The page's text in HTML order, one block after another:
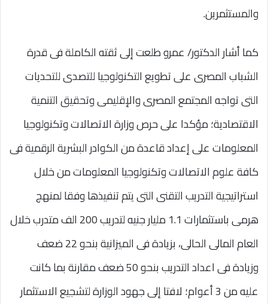
والمستثمرين.
كما أشار الدكتور/ عمرو طلعت إلى ثقته الكاملة فى قدرة
الشباب المصرى على تطويع التكنولوجيا للتصدى للتحديات
التى تواجه المجتمع المصرى والإقليمى وتحقيق التنمية
الاقتصادية؛ مؤكدا على حرص وزارة الاتصالات وتكنولوجيا
المعلومات على إعداد قاعدة من الكوادر البشرية الرقمية فى
كافة علوم الاتصالات وتكنولوجيا المعلومات من خلال
استراتيجية التدريب التقنى التى يتم تنفيذها وفقا لمنهج
هرمى باستثمارات 1.1 مليار جنيه لتدريب 200 الف متدرب خلال
العام المالى الحالى، بزيادة فى الميزانية بنحو 22 ضعف
وزيادة فى اعداد التدريب بنحو 50 ضعف مقارنة بما كانت
عليه من 3 أعوام؛ لافتا إلى جهود الوزارة لتشجيع الاستثمار